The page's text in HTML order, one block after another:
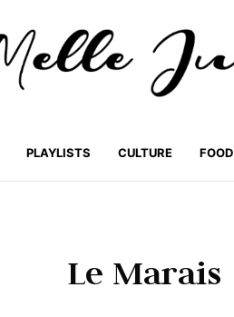
PLAYLISTS CULTURE FOOD
Le Marais